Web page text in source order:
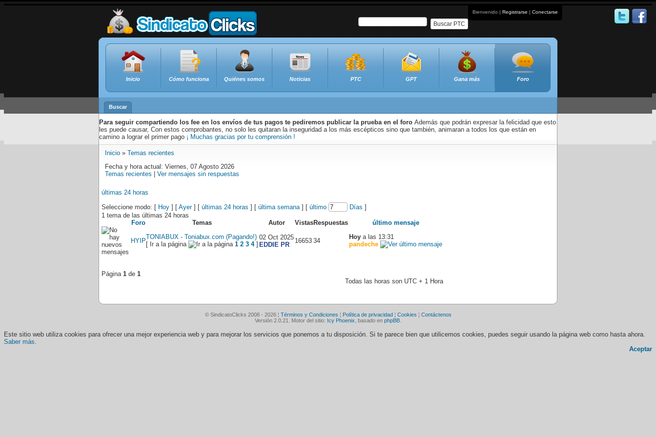
Bienvenido | Registrarse | Conectarse
Buscar PTC
Inicio Cómo funciona Quiénes somos Noticias PTC GPT Gana más Foro
Buscar
Para seguir compartiendo los fee en los envíos de tus pagos te pediremos publicar la prueba en el foro Además que podrán expresar la felicidad que esto
les puede causar, Con estos comprobantes, no solo les quitaran la inseguridad a los más escépticos sino que también, animaran a todos los que están en
camino a lograr el primer pago ¡ Muchas gracias por tu comprensión !
Inicio » Temas recientes
Fecha y hora actual: Viernes, 07 Agosto 2026
Temas recientes
Ver mensajes sin respuestas
últimas 24 horas
Seleccione modo: [ Hoy ] [ Ayer] [ últimas 24 horas ] [ última semana] [ último Días ]
1 tema de las últimas 24 horas
Foro
Temas Autor VistasRespuestas último mensaje
HYIP
TONIABUX - Toniabux.com (Pagando!)
[ Ir a la página
1 2 3 4]
02 Oct 2025
EDDIE PR
16653 34
Hoy a las 13:31
pandeche
Página 1 de 1
Todas las horas son UTC + 1 Hora
© SindicatoClicks 2008 - 2026 ¦ Términos y Condiciones ¦ Política de privacidad¦ Cookies ¦ Contáctenos
Versión 2.0.21. Motor del sitio: Icy Phoenix , basado en phpBB
Este sitio web utiliza cookies para ofrecer una mejor experiencia web y para mejorar los servicios que ponemos a tu disposición. Si te parece bien que utilicemos cookies, puedes seguir usando la página web como hasta ahora.
Saber más.
Aceptar